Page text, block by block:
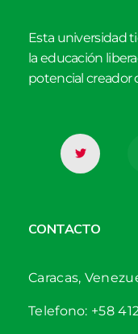
Esta universidad
la educación
potencial creador
CONTACTO
Caracas,
Telefono: +58